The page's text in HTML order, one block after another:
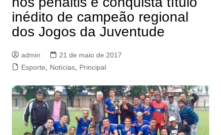
inédito de campeão regional
dos Jogos da Juventude
admin
21 de maio de 2017
Esporte
Notícias, Principal